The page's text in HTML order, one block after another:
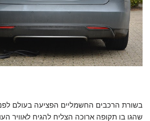
בשורת הרכבים החשמליים הפציעה בעולם
שהגו בו תקופה ארוכה הצליח להגיח לאוויר